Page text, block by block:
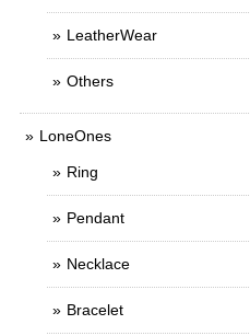
LeatherWear
Others
LoneOnes
Ring
Pendant
Necklace
Bracelet